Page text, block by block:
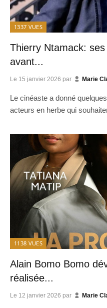
1337 VUES
Thierry Ntamack:
avant...
Le 15 janvier 2026 par Marie
Le cinéaste a donné
acteurs en herbe qui
1138 VUES
Alain Bomo Bomo
réalisée...
Le 12 janvier 2026 par Marie